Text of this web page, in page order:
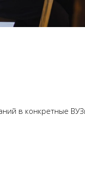
в конкретные